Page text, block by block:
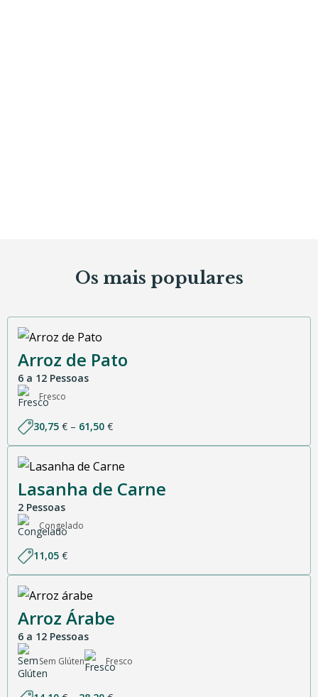
Os mais populares
Arroz de Pato
6 a 12 Pessoas
Fresco
30,75 € – 61,50 €Price
through
Lasanha de Carne
2 Pessoas
Congelado
11,05 €
Arroz Árabe
6 a 12 Pessoas
Sem Glúten Fresco